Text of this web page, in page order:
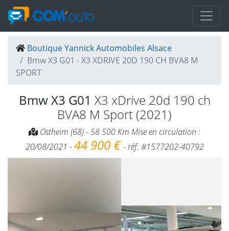
Boutique Yannick Automobiles Alsace
Bmw X3 G01 - X3 XDRIVE 20D 190 CH BVA8 M
SPORT
Bmw X3 G01 X3 xDrive 20d 190 ch
BVA8 M Sport (2021)
Ostheim (68) - 58 500 Km Mise en circulation :
20/08/2021 -44 900 €- réf. #1577202-40792